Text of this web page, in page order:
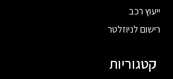
ייעוץ רכב
רישום לניוזלטר
קטגוריות